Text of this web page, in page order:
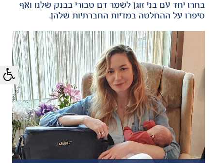
בחרו יחד עם בני זוגן לשמר דם טבורי בבנק שלנו ואף
סיפרו על ההחלטה במדיות החברתיות שלהן.